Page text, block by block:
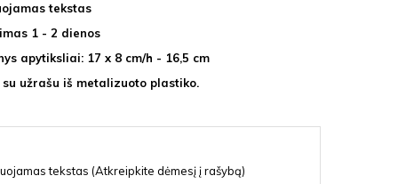
tekstas
1 - 2 dienos
apytiksliai: 17 x 8 cm/h - 16,5 cm
su užrašu iš metalizuoto plastiko.
tekstas (Atkreipkite dėmesį į rašybą)